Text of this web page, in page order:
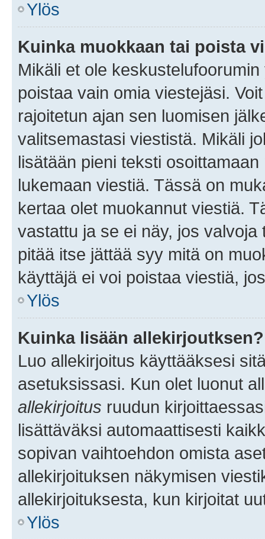
Ylös
Kuinka muokkaan tai poista
Mikäli et ole
poistaa vain omia viestejäsi.
rajoitetun ajan sen luomisen
valitsemastasi viestistä. Mikäli
lisätään pieni teksti
lukemaan viestiä. Tässä on
kertaa olet muokannut viestiä.
vastattu ja se ei näy, jos
pitää itse jättää syy mitä on
käyttäjä ei voi poistaa viestiä,
Ylös
Kuinka lisään allekirjoutksen?
Luo allekirjoitus käyttääksesi
asetuksissasi. Kun olet luonut
allekirjoitus ruudun
lisättäväksi automaattisesti
sopivan vaihtoehdon omista
allekirjoituksen näkymisen
allekirjoituksesta, kun kirjoitat
Ylös